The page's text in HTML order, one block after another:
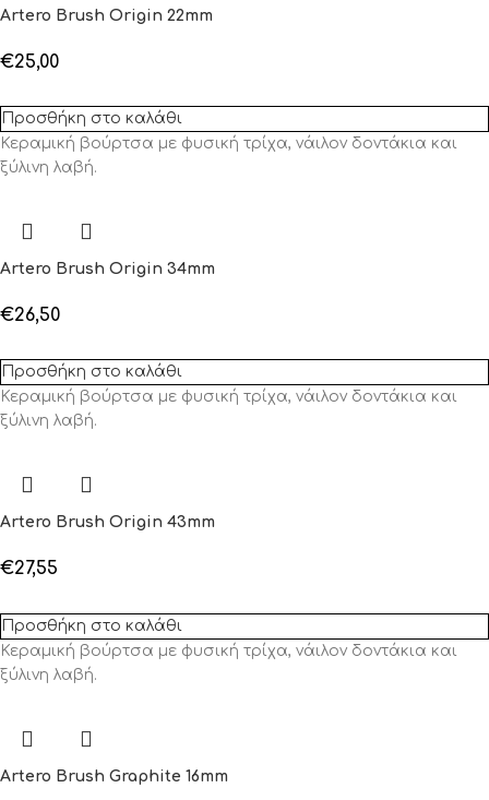
Artero Brush Origin 22mm
€25,00
Προσθήκη στο καλάθι
Κεραμική βούρτσα με φυσική τρίχα, νάιλον δοντάκια και
ξύλινη λαβή.
Artero Brush Origin 34mm
€26,50
Προσθήκη στο καλάθι
Κεραμική βούρτσα με φυσική τρίχα, νάιλον δοντάκια και
ξύλινη λαβή.
Artero Brush Origin 43mm
€27,55
Προσθήκη στο καλάθι
Κεραμική βούρτσα με φυσική τρίχα, νάιλον δοντάκια και
ξύλινη λαβή.
Artero Brush Graphite 16mm